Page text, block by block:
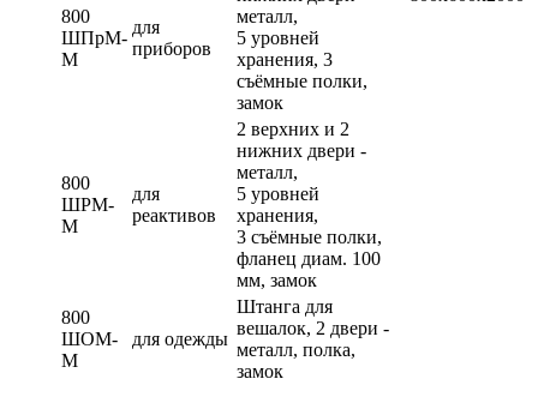
800
ШПрМ-
М
для
приборов
металл,
5 уровней
хранения, 3
съёмные полки,
замок
800
ШРМ-
М
для
реактивов
2 верхних и 2
нижних двери -
металл,
5 уровней
хранения,
3 съёмные полки,
фланец диам. 100
мм, замок
800
ШОМ-
М
для одежды
Штанга для
вешалок, 2 двери -
металл, полка,
замок